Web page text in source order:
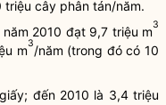
cây phân tán/năm.
2010 đạt 9,7 triệu m3
m3/năm (trong đó có 10
đến 2010 là 3,4 triệu